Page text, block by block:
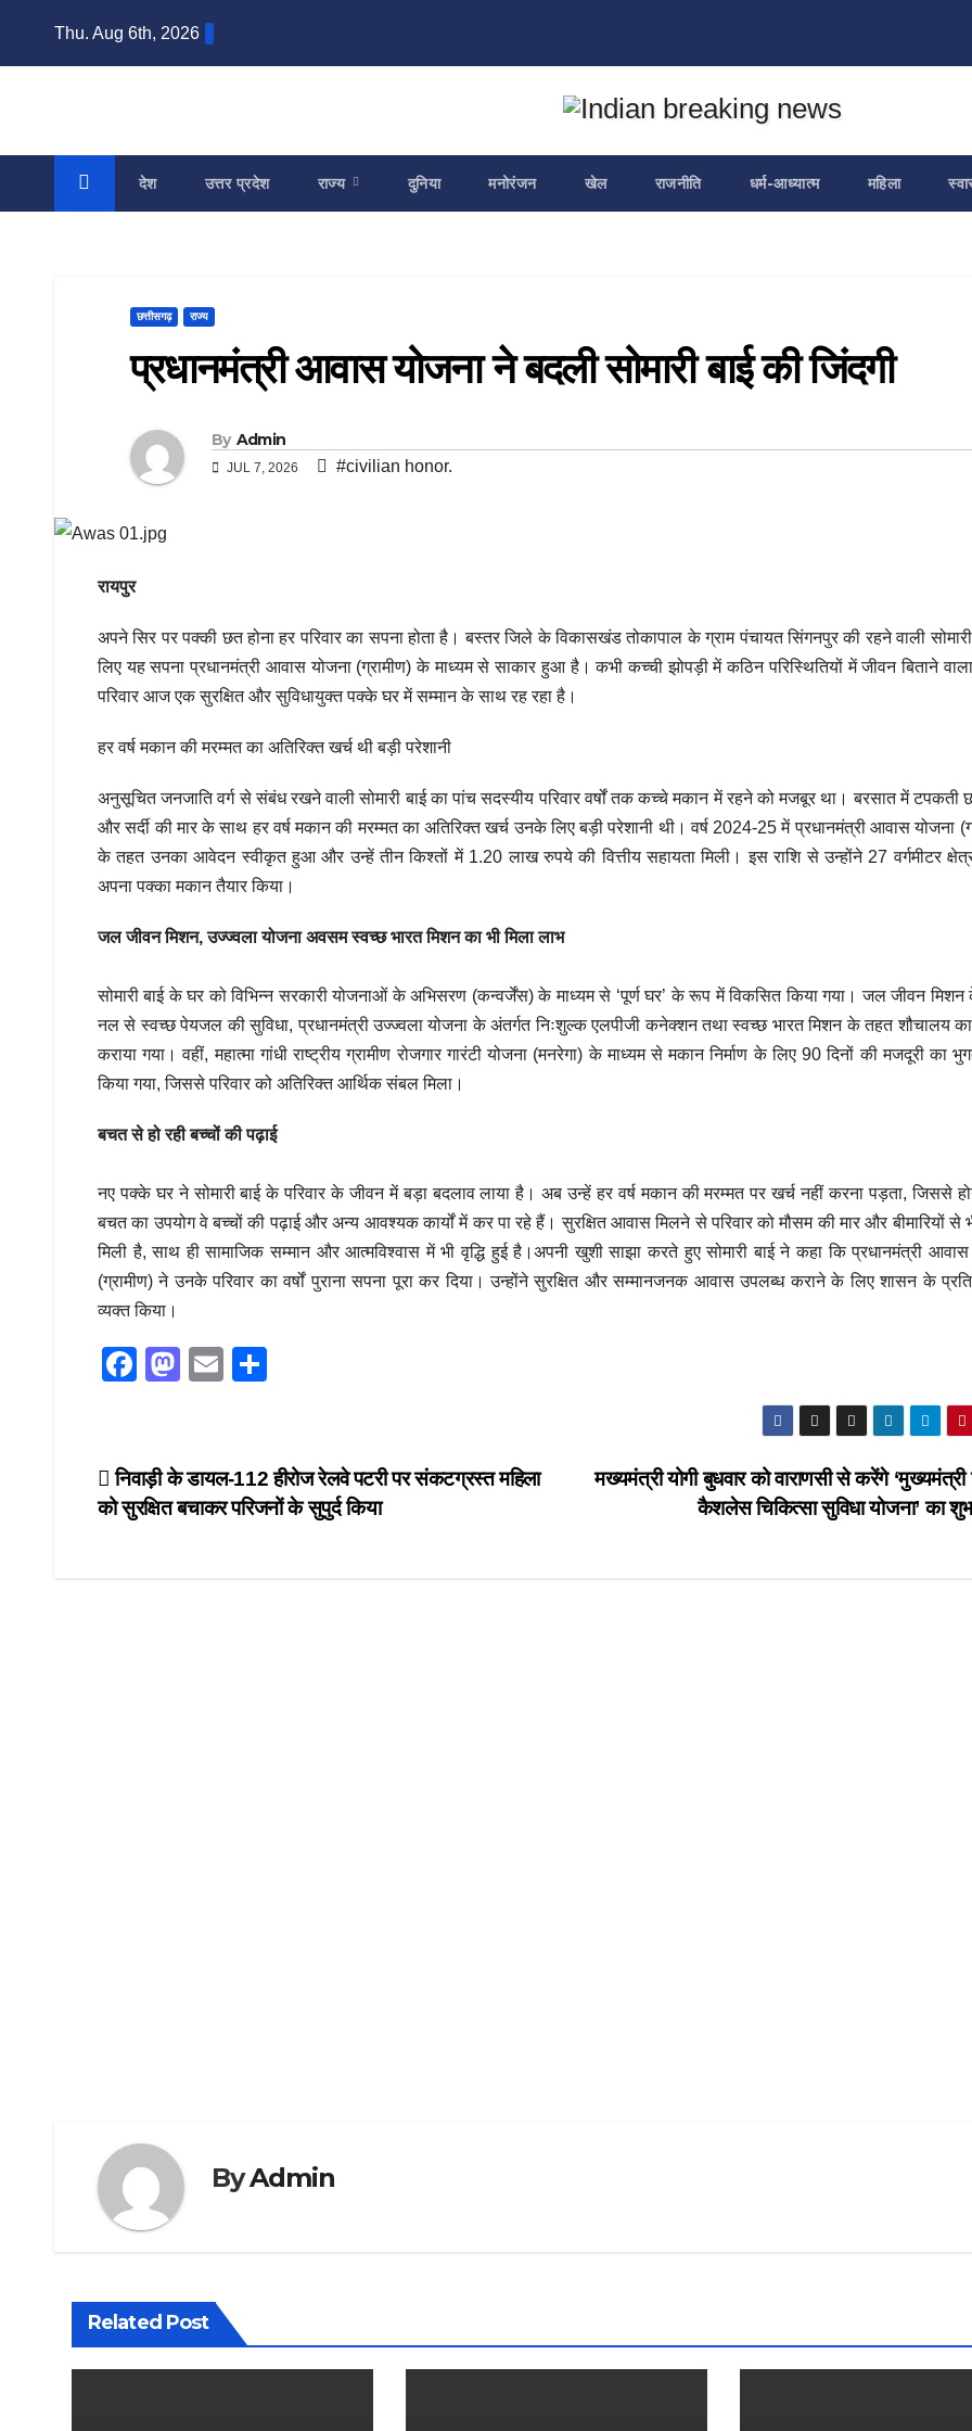
Thu. Aug 6th, 2026
देश उत्तर प्रदेश राज्य दुनिया मनोरंजन खेल राजनीति धर्म-आध्यात्म महिला
छत्तीसगढ़ राज्य
प्रधानमंत्री आवास योजना ने बदली सोमारी बाई की जिंदगी
By Admin
JUL 7, 2026 #civilian honor.
रायपुर
अपने सिर पर पक्की छत होना हर परिवार का सपना होता है। बस्तर जिले के विकासखंड तोकापाल के ग्राम पंचायत सिंगनपुर की रहने वाली
लिए यह सपना प्रधानमंत्री आवास योजना (ग्रामीण) के माध्यम से साकार हुआ है। कभी कच्ची झोपड़ी में कठिन परिस्थितियों में जीवन बिताने
परिवार आज एक सुरक्षित और सुविधायुक्त पक्के घर में सम्मान के साथ रह रहा है।
हर वर्ष मकान की मरम्मत का अतिरिक्त खर्च थी बड़ी परेशानी
अनुसूचित जनजाति वर्ग से संबंध रखने वाली सोमारी बाई का पांच सदस्यीय परिवार वर्षों तक कच्चे मकान में रहने को मजबूर था। बरसात में टपकती
और सर्दी की मार के साथ हर वर्ष मकान की मरम्मत का अतिरिक्त खर्च उनके लिए बड़ी परेशानी थी। वर्ष 2024-25 में प्रधानमंत्री आवास योजना
के तहत उनका आवेदन स्वीकृत हुआ और उन्हें तीन किश्तों में 1.20 लाख रुपये की वित्तीय सहायता मिली। इस राशि से उन्होंने 27 वर्गमीटर
अपना पक्का मकान तैयार किया।
जल जीवन मिशन, उज्ज्वला योजना अवसम स्वच्छ भारत मिशन का भी मिला लाभ
सोमारी बाई के घर को विभिन्न सरकारी योजनाओं के अभिसरण (कन्वर्जेंस) के माध्यम से ‘पूर्ण घर’ के रूप में विकसित किया गया। जल जीवन
नल से स्वच्छ पेयजल की सुविधा, प्रधानमंत्री उज्ज्वला योजना के अंतर्गत निःशुल्क एलपीजी कनेक्शन तथा स्वच्छ भारत मिशन के तहत शौचालय का
कराया गया। वहीं, महात्मा गांधी राष्ट्रीय ग्रामीण रोजगार गारंटी योजना (मनरेगा) के माध्यम से मकान निर्माण के लिए 90 दिनों की मजदूरी का
किया गया, जिससे परिवार को अतिरिक्त आर्थिक संबल मिला।
बचत से हो रही बच्चों की पढ़ाई
नए पक्के घर ने सोमारी बाई के परिवार के जीवन में बड़ा बदलाव लाया है। अब उन्हें हर वर्ष मकान की मरम्मत पर खर्च नहीं करना पड़ता, जिससे
बचत का उपयोग वे बच्चों की पढ़ाई और अन्य आवश्यक कार्यों में कर पा रहे हैं। सुरक्षित आवास मिलने से परिवार को मौसम की मार और बीमारियों से
मिली है, साथ ही सामाजिक सम्मान और आत्मविश्वास में भी वृद्धि हुई है।अपनी खुशी साझा करते हुए सोमारी बाई ने कहा कि प्रधानमंत्री आवास
(ग्रामीण) ने उनके परिवार का वर्षों पुराना सपना पूरा कर दिया। उन्होंने सुरक्षित और सम्मानजनक आवास उपलब्ध कराने के लिए शासन के
व्यक्त किया।
F
e
b
M
o
d
E
e
Post
navigation
मख्यमंत्री योगी बुधवार को वाराणसी से करेंगे ‘मुख्यमंत्री
कैशलेस चिकित्सा सुविधा योजना’ का
निवाड़ी के डायल-112 हीरोज रेलवे पटरी पर संकटग्रस्त महिला
को सुरक्षित बचाकर परिजनों के सुपुर्द किया
ByAdmin
Related Post